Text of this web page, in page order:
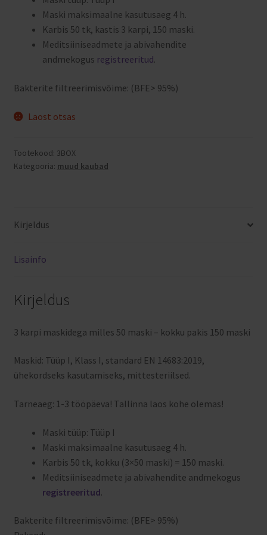
Maski maksimaalne kasutusaeg 4 h.
Karbis 50 tk, kastis 3 karpi, 150 maski.
Meditsiiniseadmete ja abivahendite
andmekogus registreeritud.
Bakterite filtreerimisvõime: (BFE> 95%)
Laost otsas
Tootekood: 3BOX
Kategooria: muud kaubad
Kirjeldus
Lisainfo
Kirjeldus
3 karpi maskidega milles 50 maski – kokku pakis 150 maski
Maskid: Tüüp I, Klass I, standard EN 14683:2019,
ühekordseks kasutamiseks, mittesteriilsed.
Tarneaeg: 1-3 tööpäeva! Tallinna laos kohe olemas!
Maski tüüp: Tüüp I
Maski maksimaalne kasutusaeg 4 h.
Karbis 50 tk, kokku (3×50 maski) = 150 maski.
Meditsiiniseadmete ja abivahendite andmekogus
registreeritud.
Bakterite filtreerimisvõime: (BFE> 95%)